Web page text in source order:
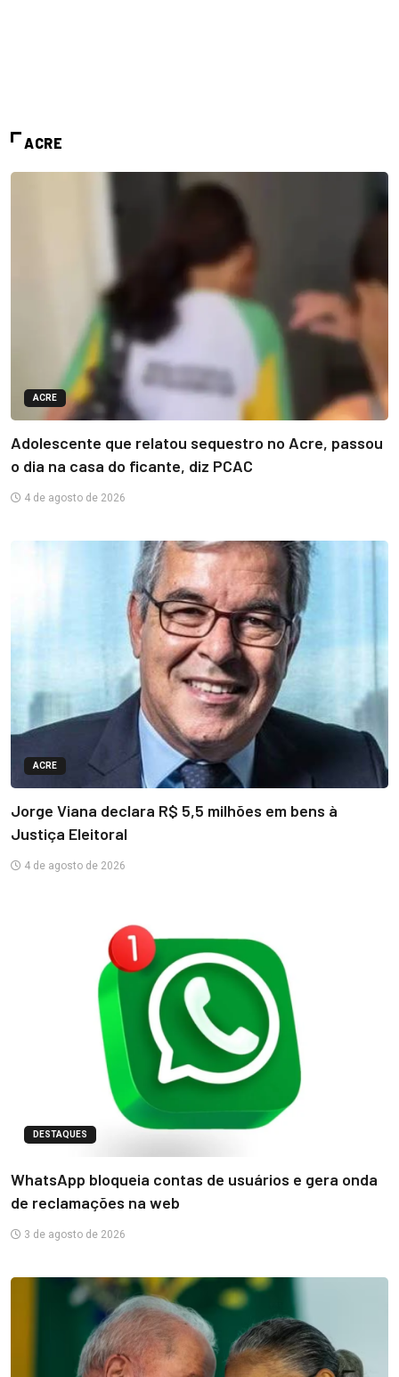
ACRE
ACRE
Adolescente que relatou sequestro no Acre, passou
o dia na casa do ficante, diz PCAC
4 de agosto de 2026
ACRE
Jorge Viana declara R$ 5,5 milhões em bens à
Justiça Eleitoral
4 de agosto de 2026
DESTAQUES
WhatsApp bloqueia contas de usuários e gera onda
de reclamações na web
3 de agosto de 2026